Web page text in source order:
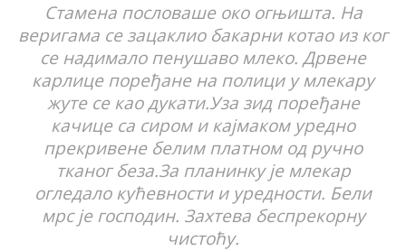
Стамена пословаше око огњишта. На
веригама се зацаклио бакарни котао из ког
се надимало пенушаво млеко. Дрвене
карлице поређане на полици у млекару
жуте се као дукати.Уза зид поређане
качице са сиром и кајмаком уредно
прекривене белим платном од ручно
тканог беза.За планинку је млекар
огледало кућевности и уредности. Бели
мрс је господин. Захтева беспрекорну
чистоћу.